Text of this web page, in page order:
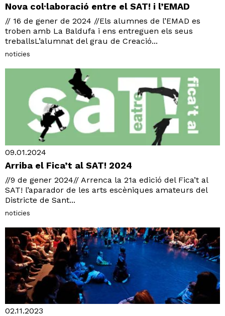
Nova col·laboració entre el SAT! i l’EMAD
// 16 de gener de 2024 //Els alumnes de l’EMAD es
troben amb La Baldufa i ens entreguen els seus
treballsL’alumnat del grau de Creació...
noticies
09.01.2024
Arriba el Fica’t al SAT! 2024
//9 de gener 2024// Arrenca la 21a edició del Fica’t al
SAT! l’aparador de les arts escèniques amateurs del
Districte de Sant...
noticies
02.11.2023